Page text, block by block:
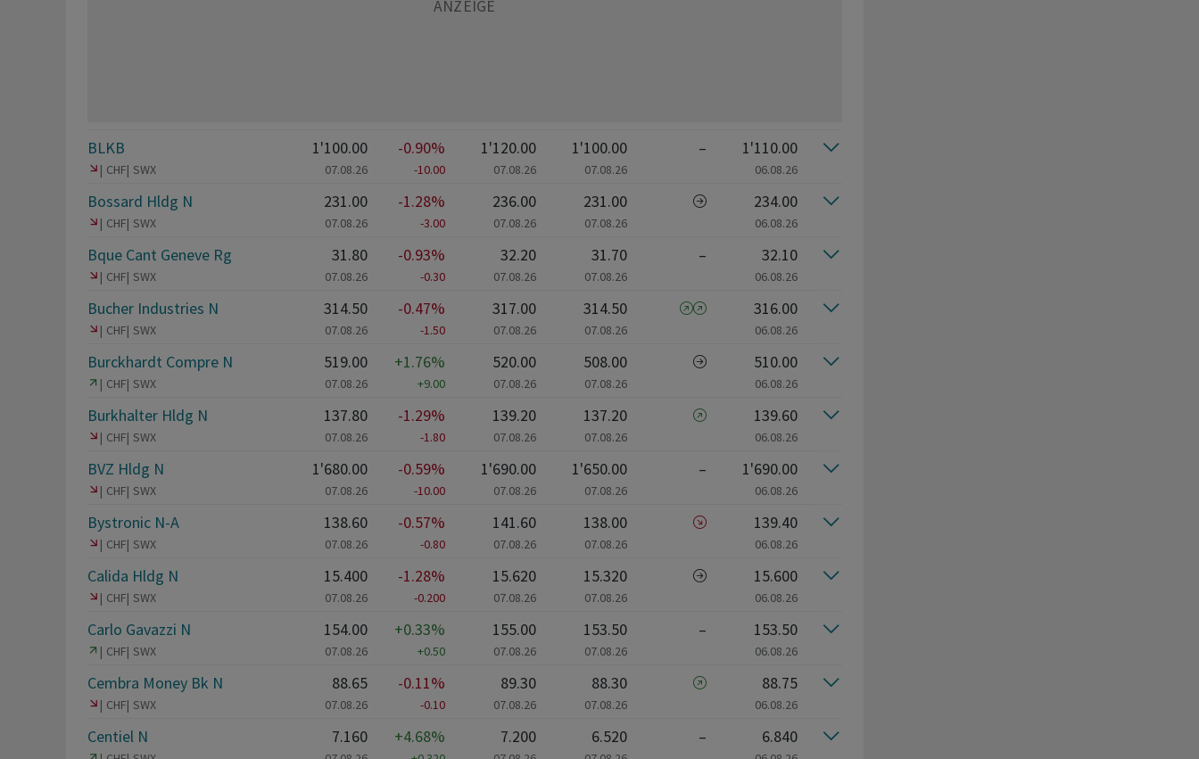
BLKB
CHF SWX
1'100.00
07.08.26
-0.90%
-10.00
1'120.00
07.08.26
1'100.00
07.08.26
– 1'110.00
06.08.26
Bossard Hldg N
CHF SWX
231.00
07.08.26
-1.28%
-3.00
236.00
07.08.26
231.00
07.08.26
234.00
06.08.26
Bque Cant Geneve Rg
CHF SWX
31.80
07.08.26
-0.93%
-0.30
32.20
07.08.26
31.70
07.08.26
– 32.10
06.08.26
Bucher Industries N
CHF SWX
314.50
07.08.26
-0.47%
-1.50
317.00
07.08.26
314.50
07.08.26
316.00
06.08.26
Burckhardt Compre N
CHF SWX
519.00
07.08.26
+1.76%
+9.00
520.00
07.08.26
508.00
07.08.26
510.00
06.08.26
Burkhalter Hldg N
CHF SWX
137.80
07.08.26
-1.29%
-1.80
139.20
07.08.26
137.20
07.08.26
139.60
06.08.26
BVZ Hldg N
CHF SWX
1'680.00
07.08.26
-0.59%
-10.00
1'690.00
07.08.26
1'650.00
07.08.26
– 1'690.00
06.08.26
Bystronic N-A
CHF SWX
138.60
07.08.26
-0.57%
-0.80
141.60
07.08.26
138.00
07.08.26
139.40
06.08.26
Calida Hldg N
CHF SWX
15.400
07.08.26
-1.28%
-0.200
15.620
07.08.26
15.320
07.08.26
15.600
06.08.26
Carlo Gavazzi N
CHF SWX
154.00
07.08.26
+0.33%
+0.50
155.00
07.08.26
153.50
07.08.26
– 153.50
06.08.26
Cembra Money Bk N
CHF SWX
88.65
07.08.26
-0.11%
-0.10
89.30
07.08.26
88.30
07.08.26
88.75
06.08.26
Centiel N 7.160 +4.68% 7.200 6.520 – 6.840